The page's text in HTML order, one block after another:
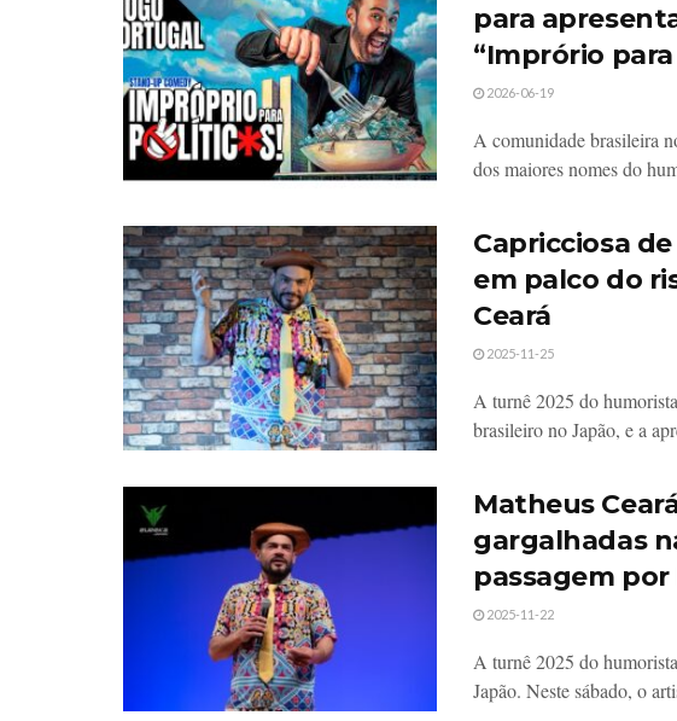
para
“Imprório
2026-06-19
A comunidade brasileira
dos maiores nomes do
Capricciosa
em palco do
Ceará
2025-11-25
A turnê 2025 do
brasileiro no Japão, e a
Matheus
gargalhadas
passagem
2025-11-22
A turnê 2025 do
Japão. Neste sábado, o